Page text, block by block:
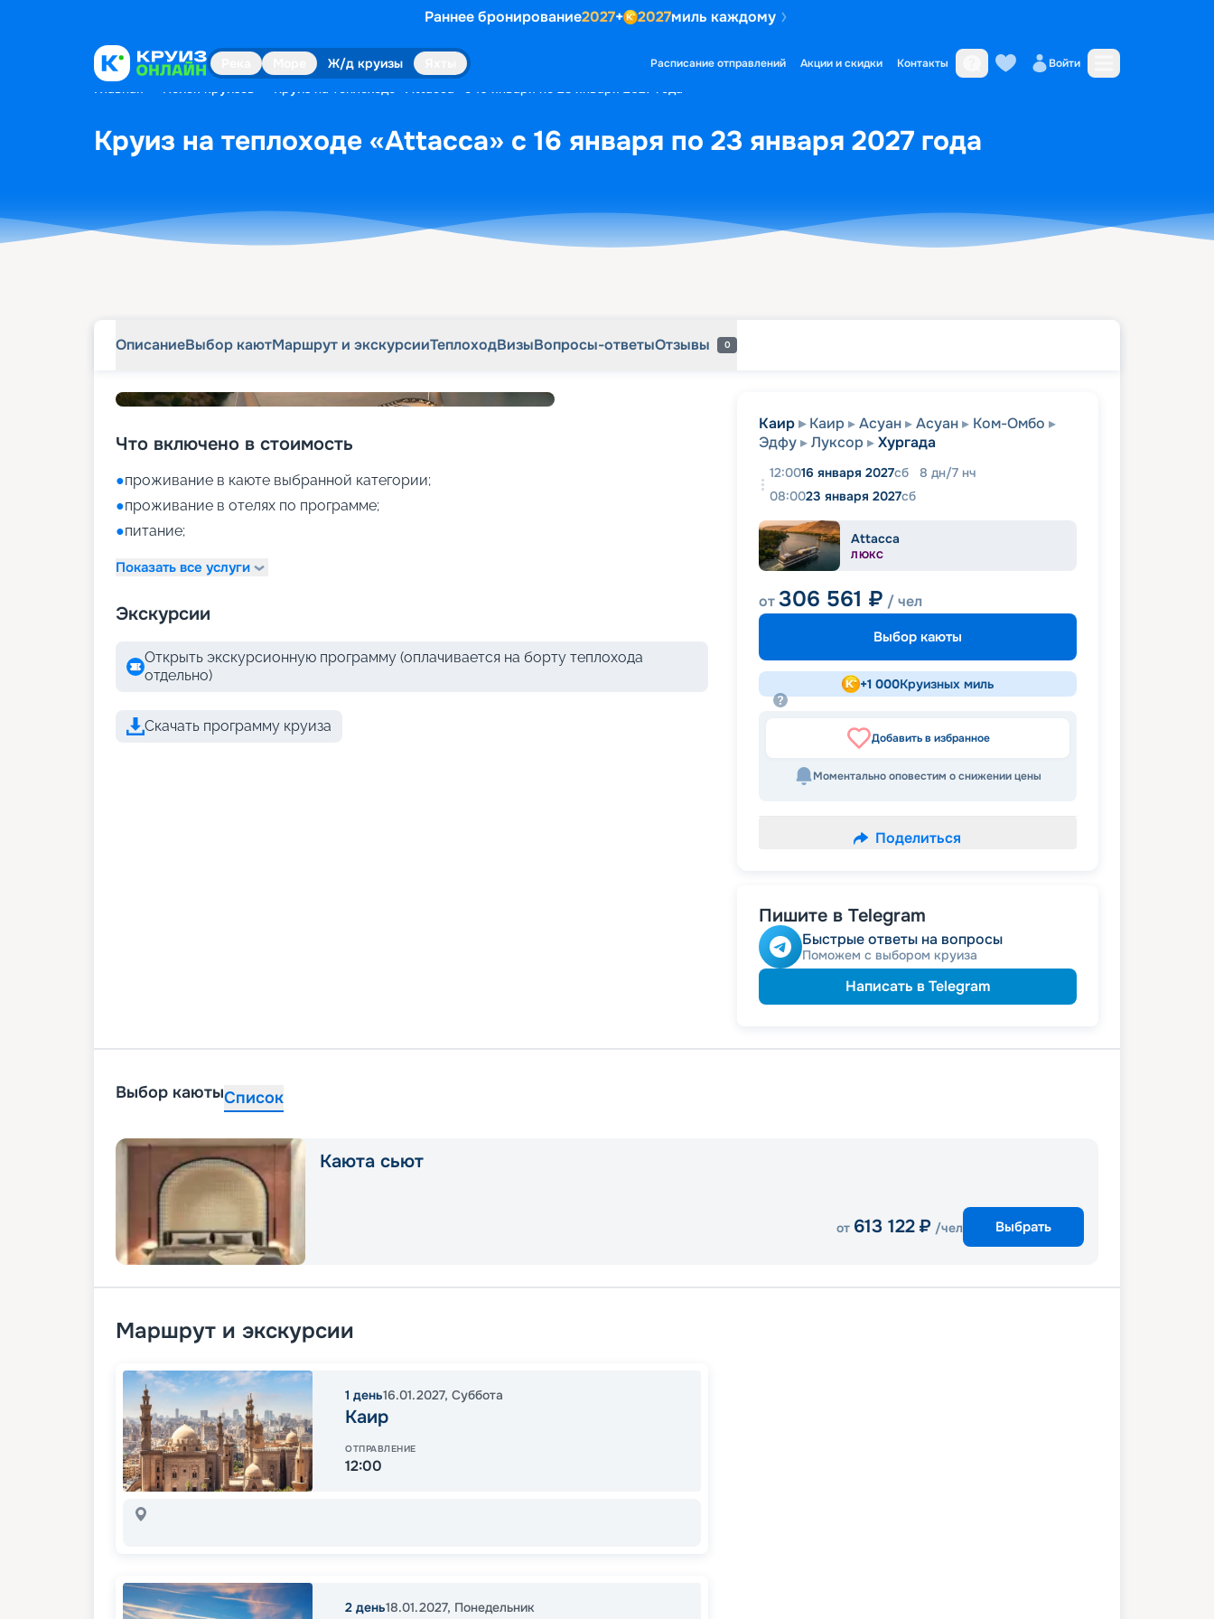
Раннее бронирование2027+ 2027миль каждому
Ж/д круизы Расписание отправлений Акции и скидки Контакты Войти
Главная Поиск круизов Круиз на теплоходе «Attacca» с 16 января по 23 января 2027 года
Круиз на теплоходе «Attacca» с 16 января по 23 января 2027 года
ОписаниеВыбор каютМаршрут и экскурсииТеплоходВизыВопросы-ответыОтзывы 0
Что включено в стоимость
●проживание в каюте выбранной категории;
●проживание в отелях по программе;
●питание;
Показать все услуги
Экскурсии
Открыть экскурсионную программу (оплачивается на борту теплохода
отдельно)
Скачать программу круиза
Каир Каир Асуан Асуан
Ком-Омбо
Эдфу
Луксор Хургада
12:0016 января 2027сб 8 дн/7 нч
08:0023 января 2027сб
Attacca
ЛЮКС
от306 561 ₽ / чел
Выбор каюты
+1 000Круизных миль
Добавить в избранное
Моментально оповестим о снижении цены
Поделиться
Пишите в Telegram
Быстрые ответы на вопросы
Поможем с выбором круиза
Написать в Telegram
Выбор каютыСписок
Каюта сьют
от 613 122 ₽ /чел Выбрать
Маршрут и экскурсии
1 день16.01.2027, Суббота
Каир
ОТПРАВЛЕНИЕ
12:00
2 день18.01.2027, Понедельник